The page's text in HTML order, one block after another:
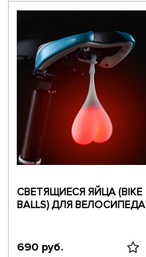
СВЕТЯЩИЕСЯ ЯЙЦА (BIKE
BALLS) ДЛЯ ВЕЛОСИПЕДА
690 руб.